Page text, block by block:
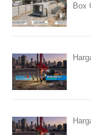
Box